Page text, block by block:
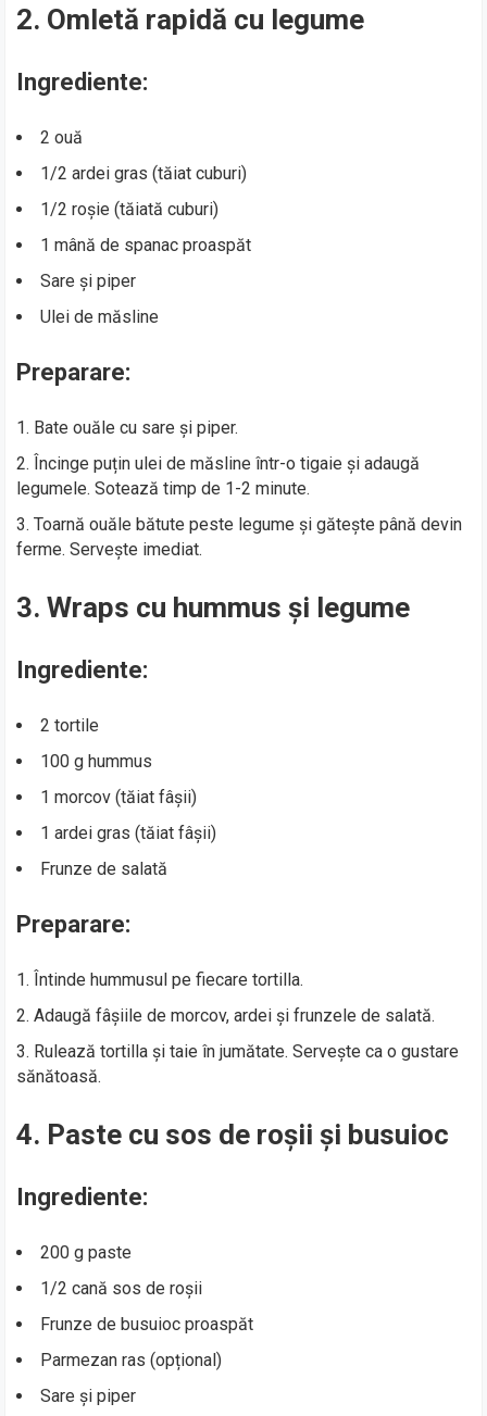
2. Omletă rapidă cu legume
Ingrediente:
2 ouă
1/2 ardei gras (tăiat cuburi)
1/2 roșie (tăiată cuburi)
1 mână de spanac proaspăt
Sare și piper
Ulei de măsline
Preparare:
Bate ouăle cu sare și piper.
Încinge puțin ulei de măsline într-o tigaie și adaugă
legumele. Sotează timp de 1-2 minute.
Toarnă ouăle bătute peste legume și gătește până devin
ferme. Servește imediat.
3. Wraps cu hummus și legume
Ingrediente:
2 tortile
100 g hummus
1 morcov (tăiat fâșii)
1 ardei gras (tăiat fâșii)
Frunze de salată
Preparare:
Întinde hummusul pe fiecare tortilla.
Adaugă fâșiile de morcov, ardei și frunzele de salată.
Rulează tortilla și taie în jumătate. Servește ca o gustare
sănătoasă.
4. Paste cu sos de roșii și busuioc
Ingrediente:
200 g paste
1/2 cană sos de roșii
Frunze de busuioc proaspăt
Parmezan ras (opțional)
Sare și piper